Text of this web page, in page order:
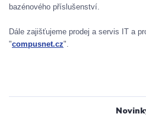
bazénového příslušenství.
Dále zajišťujeme prodej a servis IT a
"compusnet.cz".